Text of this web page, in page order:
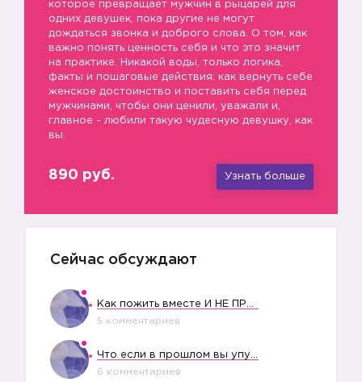
➡️
которое превращает мужчин в рыцарей для
одних девушек, пока другие не могут
дождаться звонка и доброго слова. О том, как
важно понять ценность себя и что это значит
на практике. Никакой воды, только логика,
факты и пошаговые действия: как вернуть себе
женское достоинство и поставить себя перед
мужчинами, чтобы они ценили, уважали и,
главное - любили такую чудесную девушку, как
вы.
890 руб. Узнать больше
Сейчас обсуждают
5 комментариев
6 комментариев